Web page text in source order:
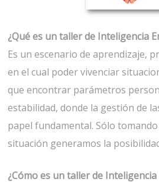
¿Qué es un taller de Inteligencia
Es un escenario de aprendizaje,
en el cual poder vivenciar
que encontrar parámetros
estabilidad, donde la gestión de
papel fundamental. Sólo tomando
situación generamos la
¿Cómo es un taller de Inteligencia